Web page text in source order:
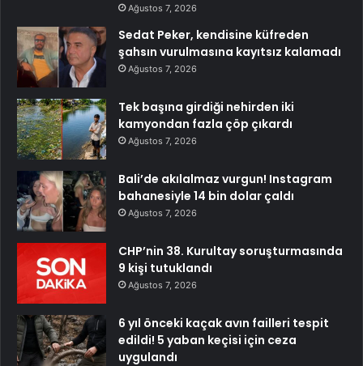
Ağustos 7, 2026
Sedat Peker, kendisine küfreden
şahsın vurulmasına kayıtsız kalamadı
Ağustos 7, 2026
Tek başına girdiği nehirden iki
kamyondan fazla çöp çıkardı
Ağustos 7, 2026
Bali’de akılalmaz vurgun! Instagram
bahanesiyle 14 bin dolar çaldı
Ağustos 7, 2026
CHP’nin 38. Kurultay soruşturmasında
9 kişi tutuklandı
Ağustos 7, 2026
6 yıl önceki kaçak avın failleri tespit
edildi! 5 yaban keçisi için ceza
uygulandı